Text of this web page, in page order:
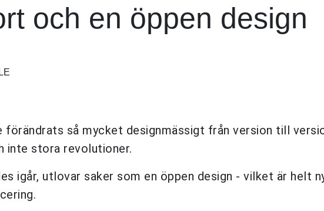
och en öppen design
förändrats så mycket designmässigt från version till
inte stora revolutioner.
igår, utlovar saker som en öppen design - vilket är helt